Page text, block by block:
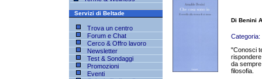
Servizi di Beltade
Trova un centro
Forum e Chat
Cerco & Offro lavoro
Newsletter
Test & Sondaggi
Promozioni
Eventi
Di Benini
Categoria:
"Conosci
da
filosofia.